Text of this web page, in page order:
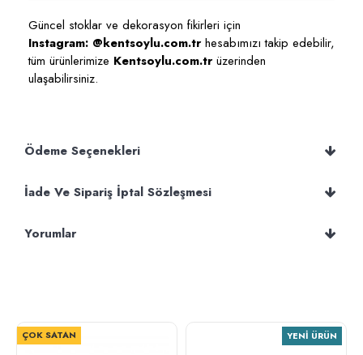
Güncel stoklar ve dekorasyon fikirleri için
Instagram: @kentsoylu.com.trhesabımızı takip edebilir,
tüm ürünlerimize Kentsoylu.com.trüzerinden
ulaşabilirsiniz.
Ödeme Seçenekleri
İade Ve Sipariş İptal Sözleşmesi
Yorumlar
ÇOK SATAN YENI ÜRÜN